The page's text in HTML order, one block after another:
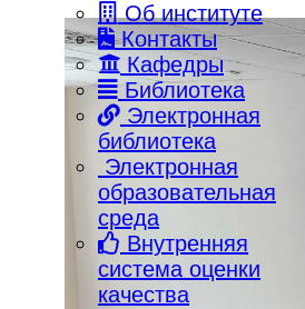
Об институте
Контакты
Кафедры
Библиотека
Электронная
библиотека
Электронная
образовательная
среда
Внутренняя
система оценки
качества